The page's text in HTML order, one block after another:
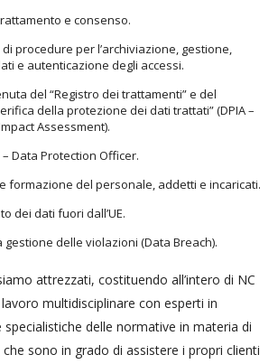
e consenso.
procedure per l’archiviazione, gestione,
e autenticazione degli accessi.
del “Registro dei trattamenti” e del
della protezione dei dati trattati” (DPIA –
Assessment).
Data Protection Officer.
formazione del personale, addetti e incaricati.
dei dati fuori dall’UE.
delle violazioni (Data Breach).
attrezzati, costituendo all’intero di NC
multidisciplinare con esperti in
delle normative in materia di
sono in grado di assistere i propri clienti